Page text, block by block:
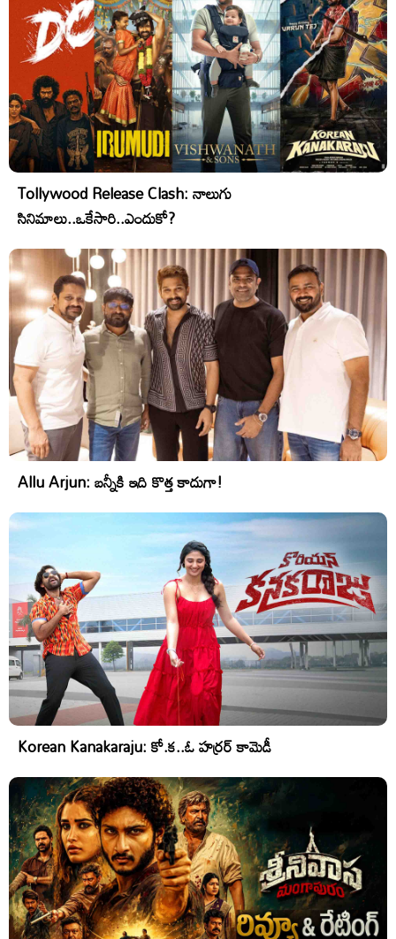
Tollywood Release Clash: నాలుగు
సినిమాలు..ఒకేసారి..ఎందుకో?
Allu Arjun: బన్నీకి ఇది కొత్త కాదుగా!
Korean Kanakaraju: కో.క..ఓ హర్రర్ కామెడీ